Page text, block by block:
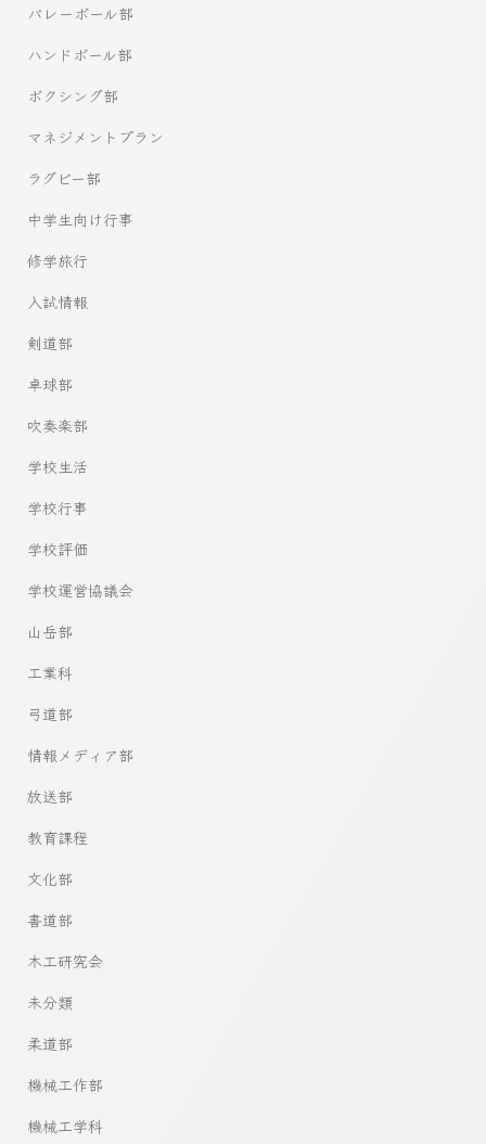
バレーボール部
ハンドボール部
ボクシング部
マネジメントプラン
ラグビー部
中学生向け行事
修学旅行
入試情報
剣道部
卓球部
吹奏楽部
学校生活
学校行事
学校評価
学校運営協議会
山岳部
工業科
弓道部
情報メディア部
放送部
教育課程
文化部
書道部
木工研究会
未分類
柔道部
機械工作部
機械工学科